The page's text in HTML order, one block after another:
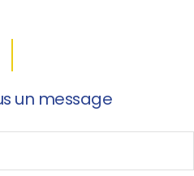
un message